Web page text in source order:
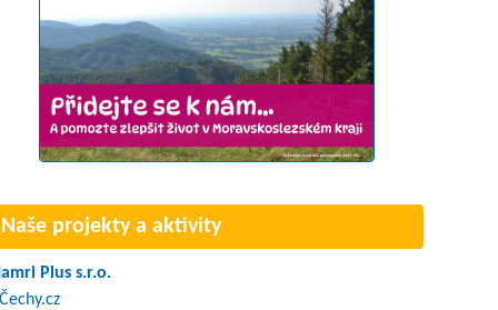
Naše projekty a aktivity
Plus s.r.o.